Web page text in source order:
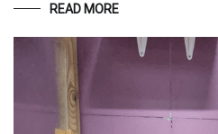
READ MORE